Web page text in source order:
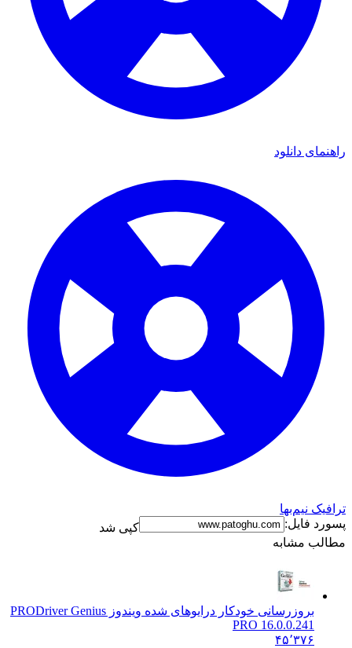
دانلود
نیم‌بها
فایل:
کپی شد
مشابه
بروزرسانی خودکار درایوهای شده ویندوز PRO Driver Genius
PRO 16.0.0.241
۴۵٬۳۷۶